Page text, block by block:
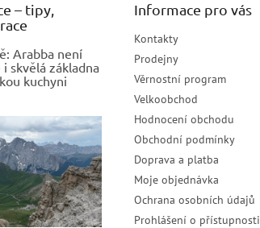
– tipy,
Arabba není
skvělá základna
kuchyni
Informace pro vás
Kontakty
Prodejny
Věrnostní program
Velkoobchod
Hodnocení obchodu
Obchodní podmínky
Doprava a platba
Moje objednávka
Ochrana osobních údajů
Prohlášení o přístupnosti